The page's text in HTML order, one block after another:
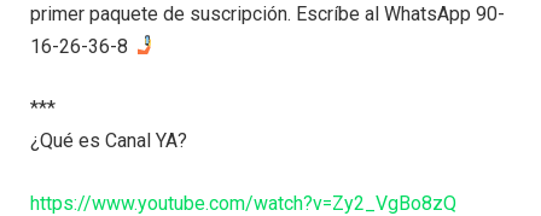
primer paquete de suscripción. Escríbe al WhatsApp 90-
16-26-36-8
***
¿Qué es Canal YA?
https://www.youtube.com/watch?v=Zy2_VgBo8zQ